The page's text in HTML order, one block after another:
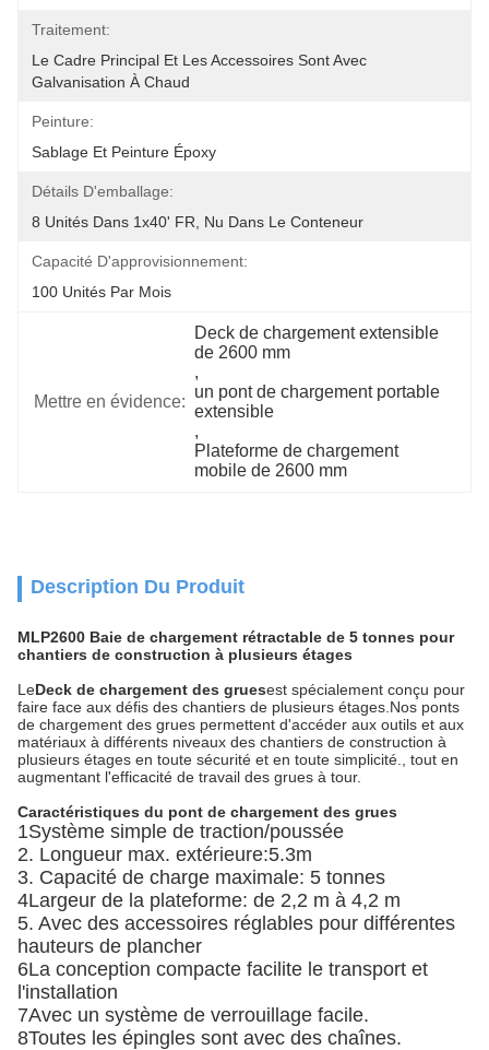
Traitement:
Le Cadre Principal Et Les Accessoires Sont Avec
Galvanisation À Chaud
Peinture:
Sablage Et Peinture Époxy
Détails D'emballage:
8 Unités Dans 1x40' FR, Nu Dans Le Conteneur
Capacité D'approvisionnement:
100 Unités Par Mois
Mettre en évidence:
Deck de chargement extensible
de 2600 mm
,
un pont de chargement portable
extensible
,
Plateforme de chargement
mobile de 2600 mm
Description Du Produit
MLP2600 Baie de chargement rétractable de 5 tonnes pour
chantiers de construction à plusieurs étages
LeDeck de chargement des gruesest spécialement conçu pour
faire face aux défis des chantiers de plusieurs étages.Nos ponts
de chargement des grues permettent d'accéder aux outils et aux
matériaux à différents niveaux des chantiers de construction à
plusieurs étages en toute sécurité et en toute simplicité., tout en
augmentant l'efficacité de travail des grues à tour.
Caractéristiques du pont de chargement des grues
1Système simple de traction/poussée
2. Longueur max. extérieure:5.3m
3. Capacité de charge maximale: 5 tonnes
4Largeur de la plateforme: de 2,2 m à 4,2 m
5. Avec des accessoires réglables pour différentes
hauteurs de plancher
6La conception compacte facilite le transport et
l'installation
7Avec un système de verrouillage facile.
8Toutes les épingles sont avec des chaînes.